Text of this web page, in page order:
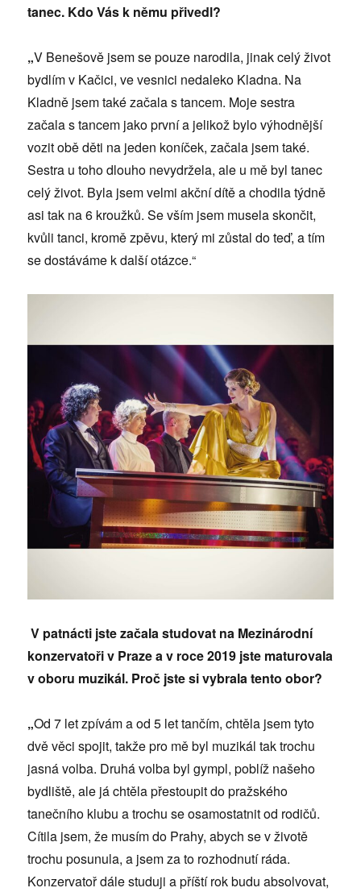
tanec. Kdo Vás k němu přivedl?
„V Benešově jsem se pouze narodila, jinak celý život
bydlím v Kačici, ve vesnici nedaleko Kladna. Na
Kladně jsem také začala s tancem. Moje sestra
začala s tancem jako první a jelikož bylo výhodnější
vozit obě děti na jeden koníček, začala jsem také.
Sestra u toho dlouho nevydržela, ale u mě byl tanec
celý život. Byla jsem velmi akční dítě a chodila týdně
asi tak na 6 kroužků. Se vším jsem musela skončit,
kvůli tanci, kromě zpěvu, který mi zůstal do teď, a tím
se dostáváme k další otázce.“
V patnácti jste začala studovat na Mezinárodní
konzervatoři v Praze a v roce 2019 jste maturovala
v oboru muzikál. Proč jste si vybrala tento obor?
„Od 7 let zpívám a od 5 let tančím, chtěla jsem tyto
dvě věci spojit, takže pro mě byl muzikál tak trochu
jasná volba. Druhá volba byl gympl, poblíž našeho
bydliště, ale já chtěla přestoupit do pražského
tanečního klubu a trochu se osamostatnit od rodičů.
Cítila jsem, že musím do Prahy, abych se v životě
trochu posunula, a jsem za to rozhodnutí ráda.
Konzervatoř dále studuji a příští rok budu absolvovat,